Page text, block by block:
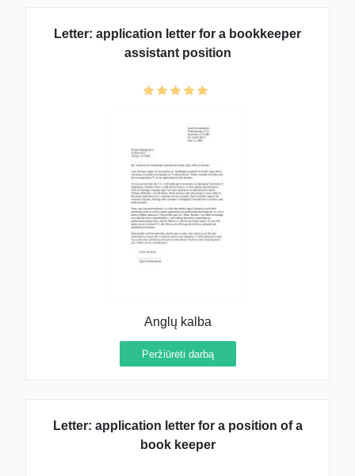
Letter: application letter for a bookkeeper
assistant position
Anglų kalba
Peržiūrėti darbą
Letter: application letter for a position of a
book keeper